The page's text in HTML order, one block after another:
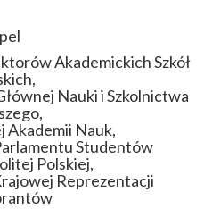
Akademickich Szkół
Nauki i Szkolnictwa
Akademii Nauk,
Studentów
Polskiej,
Reprezentacji